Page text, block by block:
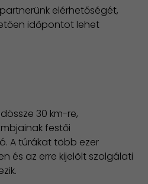
elérhetőségét,
időpontot lehet
30 km-re,
festői
A túrákat több ezer
és az erre kijelölt szolgálati